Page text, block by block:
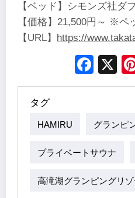
【ベッド】シモンズ社ダ
【価格】21,500円～ ※ペ
【URL】 https://
X
タグ
HAMIRU グランピ
プライベートサウナ
高滝湖グランピングリゾ